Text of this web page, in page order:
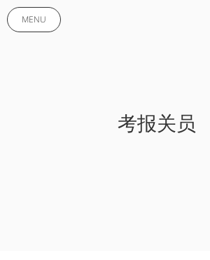
MENU
考报关员